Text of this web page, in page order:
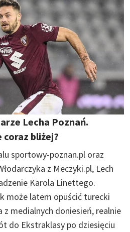
Lecha Poznań.
bliżej?
sportowy-poznan.pl oraz
z Meczyki.pl, Lech
Karola Linettego.
może latem opuścić turecki
z medialnych doniesień, realnie
do Ekstraklasy po dziesięciu